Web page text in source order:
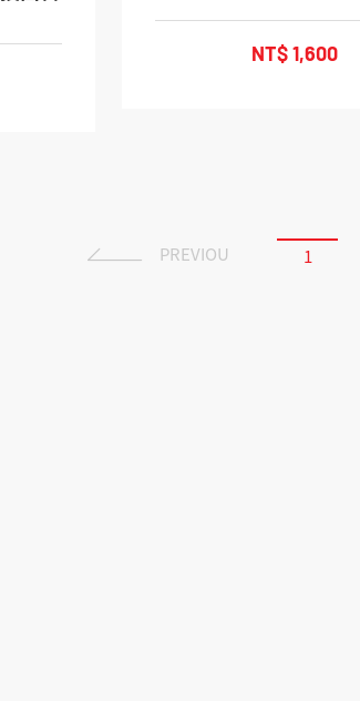
NT$ 1,600
PREVIOU 1